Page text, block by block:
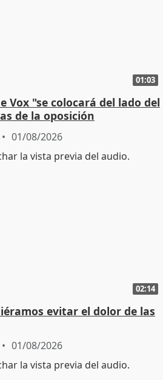
01:03
Vox "se colocará del lado del
de la oposición
01/08/2026
02:14
evitar el dolor de las
01/08/2026